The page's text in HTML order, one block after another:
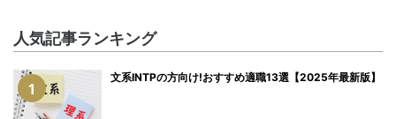
人気記事ランキング
1
文系INTPの方向け!おすすめ適職13選【2025年最新版】